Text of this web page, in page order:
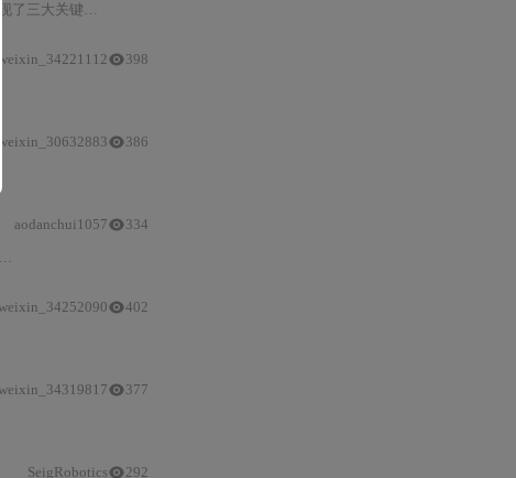
关键技术适配
weixin_34221112 398
weixin_30632883 386
aodanchui1057 334
402
377
SeigRobotics 292